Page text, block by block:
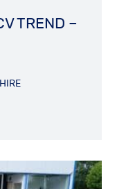
TREND –